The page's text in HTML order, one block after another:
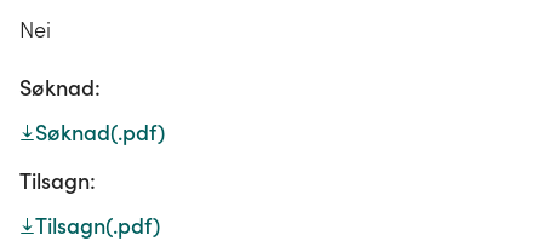
Nei
Søknad:
Søknad(.pdf)
Tilsagn:
Tilsagn(.pdf)